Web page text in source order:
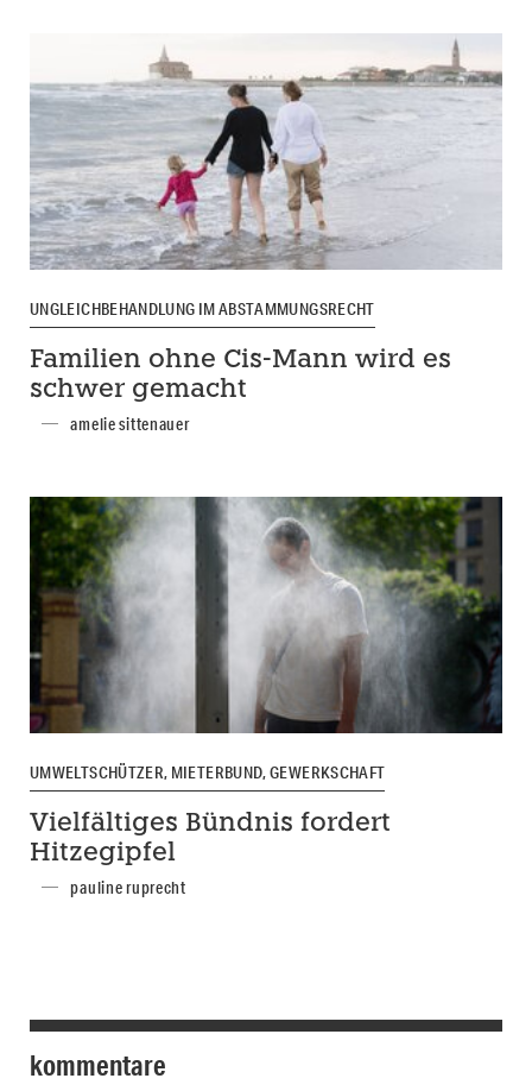
UNGLEICHBEHANDLUNG IM ABSTAMMUNGSRECHT
Familien ohne Cis-Mann wird es
schwer gemacht
amelie sittenauer
UMWELTSCHÜTZER, MIETERBUND, GEWERKSCHAFT
Vielfältiges Bündnis fordert
Hitzegipfel
pauline ruprecht
kommentare